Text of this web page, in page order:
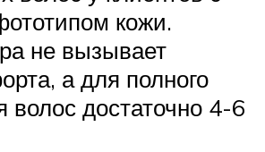
кожи.
не вызывает
а для полного
волос достаточно 4-6